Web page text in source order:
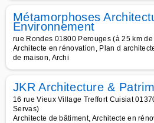
Métamorphoses
Environnement
rue Rondes 01800 Perouges (à 25 km
Architecte en rénovation, Plan d
de maison, Archi
JKR Architecture &
16 rue Vieux Village Treffort Cuisiat
Servas)
Architecte de bâtiment, Architecte en